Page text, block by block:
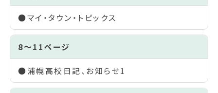
●マイ・タウン・トピックス
8～11ページ
●浦幌高校日記、お知らせ1